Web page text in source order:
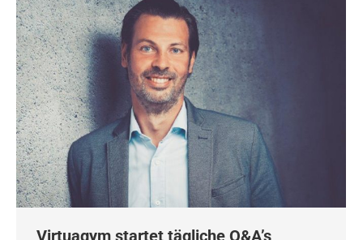
Virtuagym startet tägliche Q&A’s